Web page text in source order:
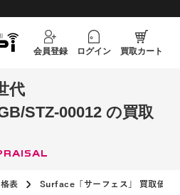
買取価格更新日： 2026年8月7日
会員登録
ログイン 買取カート
代
STZ-00012 の買取
表 Surface「サーフェス」 買取価格